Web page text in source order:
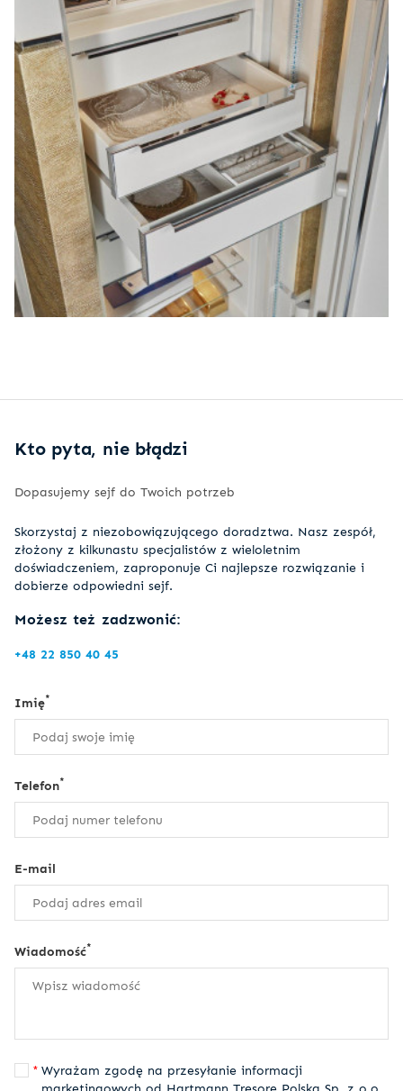
Kto pyta, nie błądzi
Dopasujemy sejf do Twoich potrzeb
Skorzystaj z niezobowiązującego doradztwa. Nasz zespół,
złożony z kilkunastu specjalistów z wieloletnim
doświadczeniem, zaproponuje Ci najlepsze rozwiązanie i
dobierze odpowiedni sejf.
Możesz też zadzwonić:
+48 22 850 40 45
Imię*
Telefon*
E-mail
Wiadomość*
Wyrażam zgodę na przesyłanie informacji